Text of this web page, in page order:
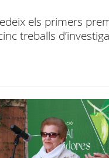
els primers
treballs